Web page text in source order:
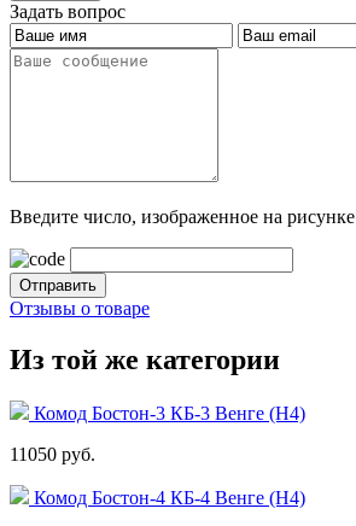
Задать вопрос
Введите число, изображенное на рисунке
Отзывы о товаре
Из той же категории
Комод Бостон-3 КБ-3 Венге (Н4)
11050 руб.
Комод Бостон-4 КБ-4 Венге (Н4)